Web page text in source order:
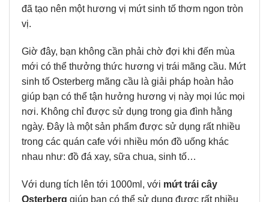
đã tạo nên một hương vị mứt sinh tố thơm ngon tròn
vị.
Giờ đây, bạn không cần phải chờ đợi khi đến mùa
mới có thể thưởng thức hương vị trái mãng cầu. Mứt
sinh tố Osterberg mãng cầu là giải pháp hoàn hảo
giúp bạn có thể tận hưởng hương vị này mọi lúc mọi
nơi. Không chỉ được sử dụng trong gia đình hằng
ngày. Đây là một sản phẩm được sử dụng rất nhiều
trong các quán cafe với nhiều món đồ uống khác
nhau như: đồ đá xay, sữa chua, sinh tố…
Với dung tích lên tới 1000ml, với mứt trái cây
Osterberg giúp bạn có thể sử dụng được rất nhiều